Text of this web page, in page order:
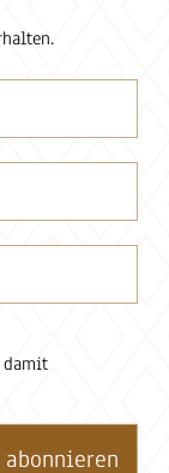
damit